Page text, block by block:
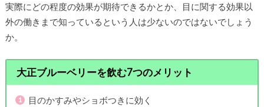
実際にどの程度の効果が期待できるかとか、目に関する効果以
外の働きまで知っているという人は少ないのではないでしょう
か。
大正ブルーベリーを飲む7つのメリット
目のかすみやショボつきに効く